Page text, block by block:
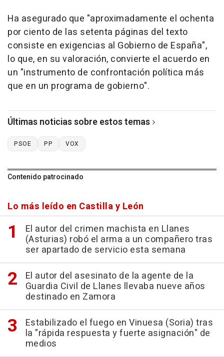
Ha asegurado que "aproximadamente el ochenta
por ciento de las setenta páginas del texto
consiste en exigencias al Gobierno de España",
lo que, en su valoración, convierte el acuerdo en
un "instrumento de confrontación política más
que en un programa de gobierno".
Últimas noticias sobre estos temas
PSOE PP VOX
Contenido patrocinado
Lo más leído en Castilla y León
El autor del crimen machista en Llanes
(Asturias) robó el arma a un compañero tras
ser apartado de servicio esta semana
El autor del asesinato de la agente de la
Guardia Civil de Llanes llevaba nueve años
destinado en Zamora
Estabilizado el fuego en Vinuesa (Soria) tras
la "rápida respuesta y fuerte asignación" de
medios